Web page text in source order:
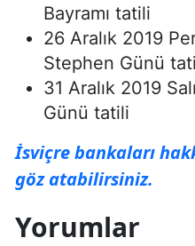
Bayramı tatili
26 Aralık 2019
Stephen Günü
31 Aralık 2019
Günü tatili
İsviçre bankaları
göz atabilirsiniz.
Yorumlar